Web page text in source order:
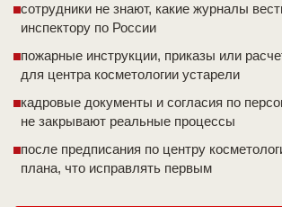
сотрудники не знают, какие журналы
инспектору по России
пожарные инструкции, приказы или
для центра косметологии устарели
кадровые документы и согласия по
не закрывают реальные процессы
после предписания по центру
плана, что исправлять первым